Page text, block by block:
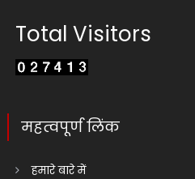
Total Visitors
महत्वपूर्ण लिंक
हमारे बारे में